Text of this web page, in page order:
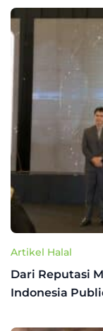
Artikel Halal
Dari Reputasi
Indonesia